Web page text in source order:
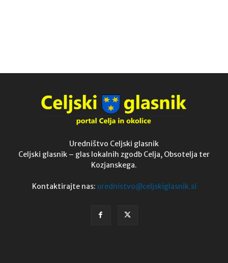
Uredništvo Celjski glasnik
Celjski glasnik – glas lokalnih zgodb Celja, Obsotelja ter
Kozjanskega.
Kontaktirajte nas: urednistvo@celjskiglasnik.si